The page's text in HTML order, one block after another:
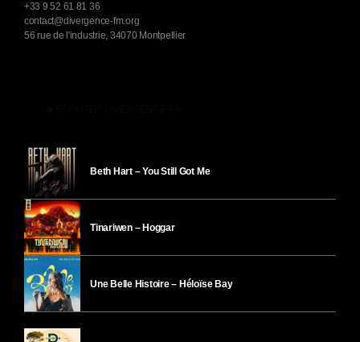
+33 9 52 61 81 36
contact@divergence-fm.org
56 rue de l'industrie, 34070 Montpellier
Beth Hart – You Still Got Me
Tinariwen – Hoggar
Une Belle Histoire – Héloïse Bay